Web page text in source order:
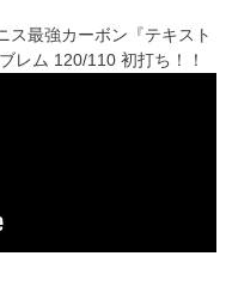
最強カーボン『テキスト
レム 120/110 初打ち！！